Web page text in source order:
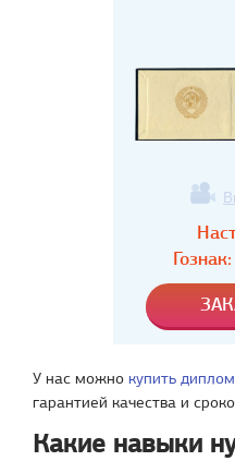
Гознак:
У нас можно купить
гарантией качества и
Какие навыки